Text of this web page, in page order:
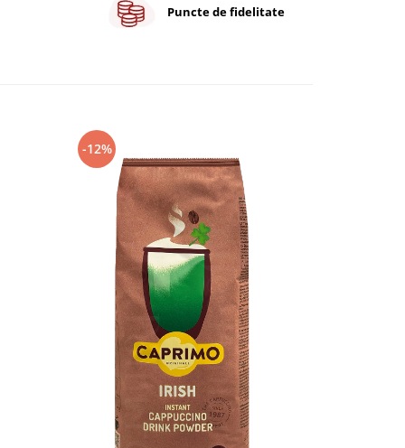
Puncte de fidelitate
-12%